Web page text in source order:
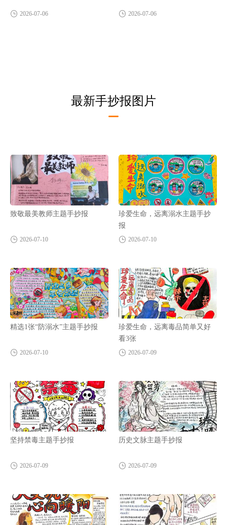
2026-07-06 2026-07-06
最新手抄报图片
致敬最美教师主题手抄报
2026-07-10
珍爱生命，远离溺水主题手抄
报
2026-07-10
精选1张“防溺水”主题手抄报
2026-07-10
珍爱生命，远离毒品简单又好
看3张
2026-07-09
坚持禁毒主题手抄报
2026-07-09
历史文脉主题手抄报
2026-07-09